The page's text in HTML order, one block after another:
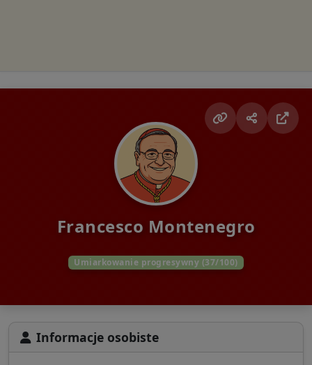
Francesco Montenegro
Umiarkowanie progresywny (37/100)
Informacje osobiste